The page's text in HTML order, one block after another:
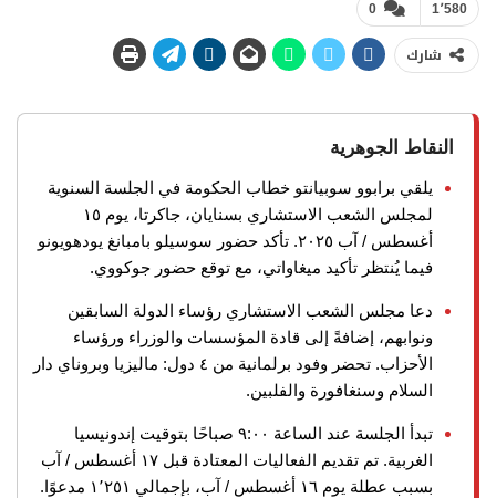
0 1٬580
شارك
النقاط الجوهرية
يلقي برابوو سوبيانتو خطاب الحكومة في الجلسة السنوية
لمجلس الشعب الاستشاري بسنايان، جاكرتا، يوم ١٥
أغسطس / آب ٢٠٢٥. تأكد حضور سوسيلو بامبانغ يودهويونو
فيما يُنتظر تأكيد ميغاواتي، مع توقع حضور جوكووي.
دعا مجلس الشعب الاستشاري رؤساء الدولة السابقين
ونوابهم، إضافةً إلى قادة المؤسسات والوزراء ورؤساء
الأحزاب. تحضر وفود برلمانية من ٤ دول: ماليزيا وبروناي دار
السلام وسنغافورة والفلبين.
تبدأ الجلسة عند الساعة ٩:٠٠ صباحًا بتوقيت إندونيسيا
الغربية. تم تقديم الفعاليات المعتادة قبل ١٧ أغسطس / آب
بسبب عطلة يوم ١٦ أغسطس / آب، بإجمالي ١٬٢٥١ مدعوًا.